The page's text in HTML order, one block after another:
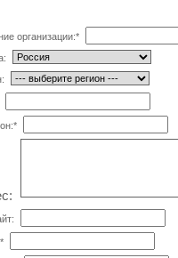
организации:*
*
*